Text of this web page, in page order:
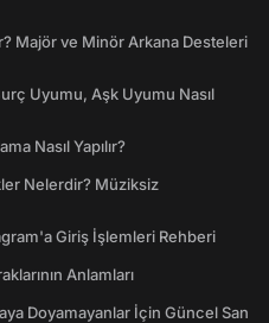
Majör ve Minör Arkana Desteleri
Uyumu, Aşk Uyumu Nasıl
Nasıl Yapılır?
Nelerdir? Müziksiz
Giriş İşlemleri Rehberi
Anlamları
Doyamayanlar İçin Güncel San